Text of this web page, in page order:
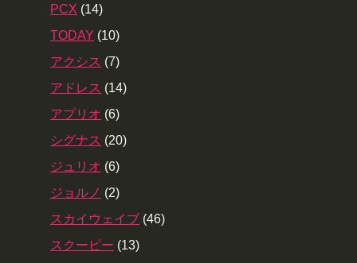
PCX (14)
TODAY (10)
アクシス (7)
アドレス (14)
アプリオ (6)
シグナス (20)
ジュリオ (6)
ジョルノ (2)
スカイウェイブ (46)
スクーピー (13)